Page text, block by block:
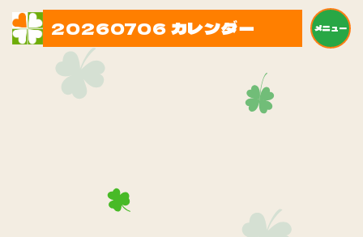
20260706 カレンダー メニュー